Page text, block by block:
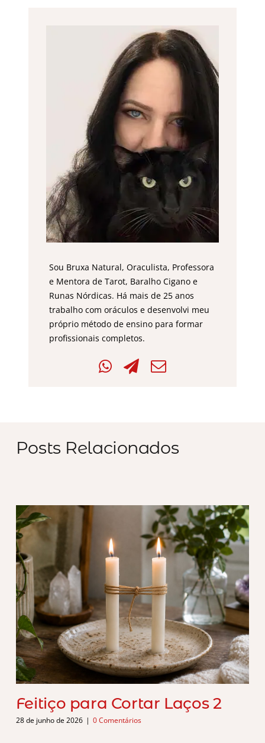
Sou Bruxa Natural, Oraculista, Professora
e Mentora de Tarot, Baralho Cigano e
Runas Nórdicas. Há mais de 25 anos
trabalho com oráculos e desenvolvi meu
próprio método de ensino para formar
profissionais completos.
Posts Relacionados
Feitiço para Cortar Laços 2
28 de junho de 2026 | 0 Comentários